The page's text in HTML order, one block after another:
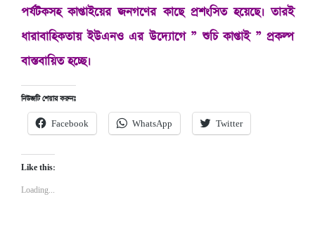
পর্যটকসহ কাপ্তাইয়ের জনগণের কাছে প্রশংসিত হয়েছে। তারই
ধারাবাহিকতায় ইউএনও এর উদ্যোগে ” শুচি কাপ্তাই ” প্রকল্প
বাস্তবায়িত হচ্ছে।
নিউজটি শেয়ার করুনঃ
Facebook WhatsApp Twitter
Like this:
Loading...